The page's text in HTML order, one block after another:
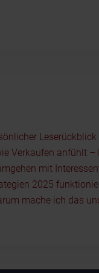
Leserückblick
Verkaufen anfühlt
mit
2025
mache ich das